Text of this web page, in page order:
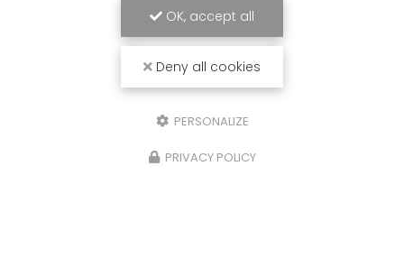
OK, accept all
Deny all cookies
PERSONALIZE
PRIVACY POLICY